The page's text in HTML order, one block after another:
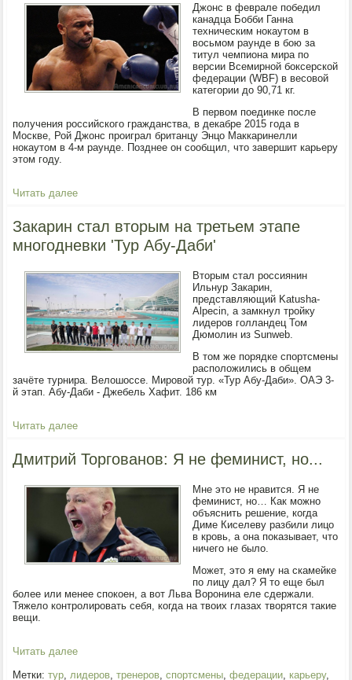
Джонс в феврале победил
канадца Бобби Ганна
техническим нокаутом в
восьмом раунде в бою за
титул чемпиона мира по
версии Всемирной боксерской
федерации (WBF) в весовой
категории до 90,71 кг.
В первом поединке после
получения российского гражданства, в декабре 2015 года в
Москве, Рой Джонс проиграл британцу Энцо Маккаринелли
нокаутом в 4-м раунде. Позднее он сообщил, что завершит карьеру
этом году.
Читать далее
Закарин стал вторым на третьем этапе
многодневки 'Тур Абу-Даби'
Вторым стал россиянин
Ильнур Закарин,
представляющий Katusha-
Alpecin, а замкнул тройку
лидеров голландец Том
Дюмолин из Sunweb.
В том же порядке спортсмены
расположились в общем
зачёте турнира. Велошоссе. Мировой тур. «Тур Абу-Даби». ОАЭ 3-
й этап. Абу-Даби - Джебель Хафит. 186 км
Читать далее
Дмитрий Торгованов: Я не феминист, но...
Мне это не нравится. Я не
феминист, но… Как можно
объяснить решение, когда
Диме Киселеву разбили лицо
в кровь, а она показывает, что
ничего не было.
Может, это я ему на скамейке
по лицу дал? Я то еще был
более или менее спокоен, а вот Льва Воронина еле сдержали.
Тяжело контролировать себя, когда на твоих глазах творятся такие
вещи.
Читать далее
Метки:тур лидеров ,тренеров ,спортсмены ,федерации карьеру,